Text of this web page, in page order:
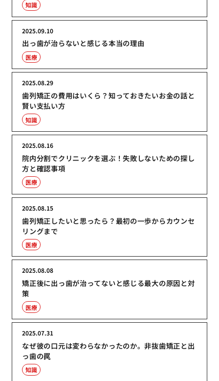
知識
出っ歯が治らないと感じる本当の理由
2025.09.10
医療
歯列矯正の費用はいくら？知っておきたいお金の話と
賢い支払い方
2025.08.29
知識
院内分割でクリニックを選ぶ！失敗しないための探し
方と確認事項
2025.08.16
医療
歯列矯正したいと思ったら？最初の一歩からカウンセ
リングまで
2025.08.15
医療
矯正後に出っ歯が治ってないと感じる最大の原因と対
策
2025.08.08
医療
なぜ彼の口元は変わらなかったのか。非抜歯矯正と出
っ歯の罠
2025.07.31
知識